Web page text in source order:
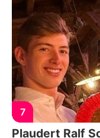
7
Plaudert Ralf